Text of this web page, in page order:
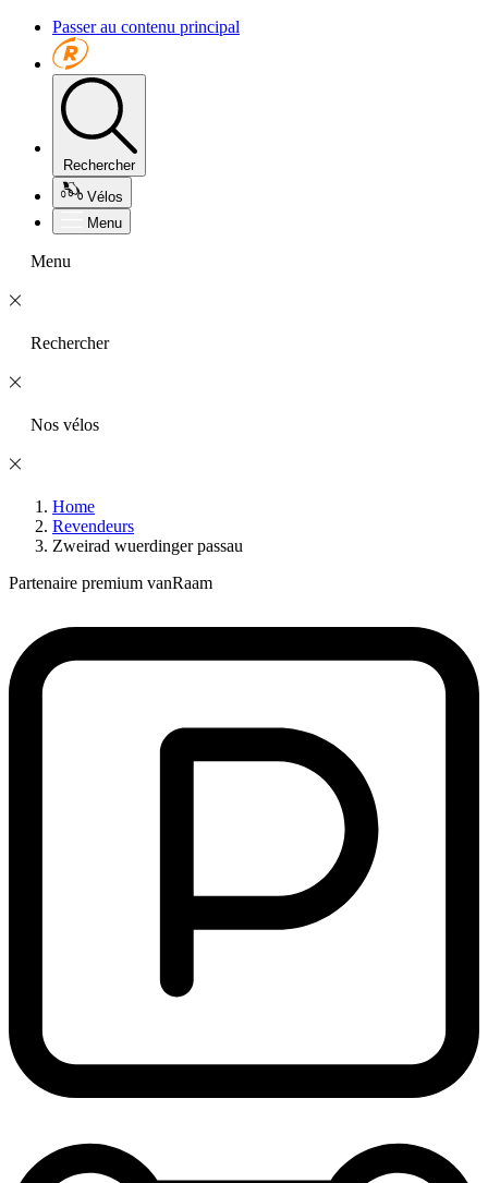
Passer au contenu principal
Rechercher
Vélos
Menu
Menu
Rechercher
Nos vélos
Home
Revendeurs
Zweirad wuerdinger passau
Partenaire premium vanRaam